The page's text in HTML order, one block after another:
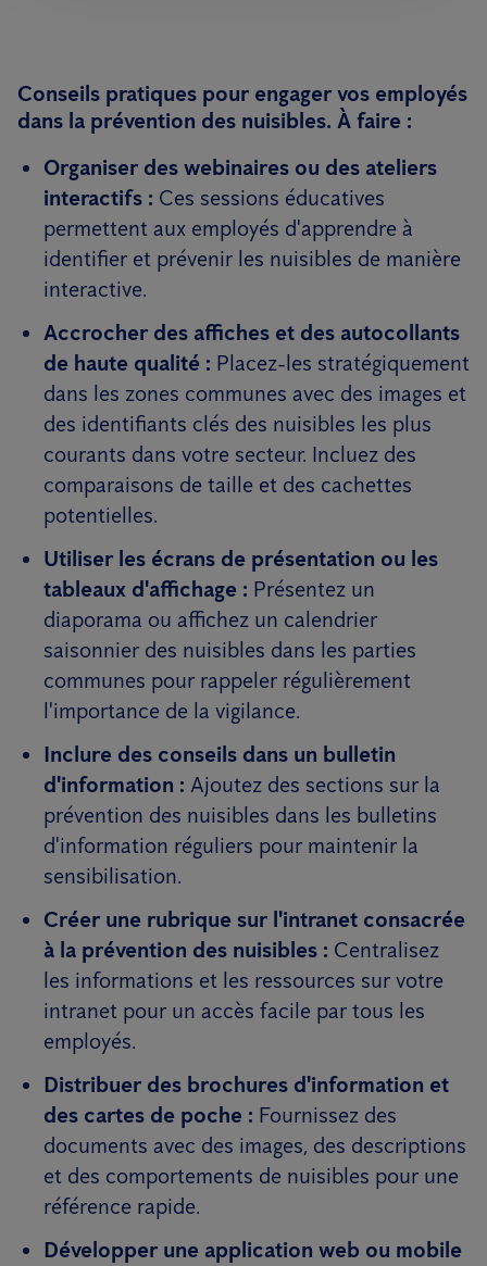
Conseils pratiques pour engager vos employés
dans la prévention des nuisibles. À faire :
Organiser des webinaires ou des ateliers
interactifs : Ces sessions éducatives
permettent aux employés d'apprendre à
identifier et prévenir les nuisibles de manière
interactive.
Accrocher des affiches et des autocollants
de haute qualité : Placez-les stratégiquement
dans les zones communes avec des images et
des identifiants clés des nuisibles les plus
courants dans votre secteur. Incluez des
comparaisons de taille et des cachettes
potentielles.
Utiliser les écrans de présentation ou les
tableaux d'affichage : Présentez un
diaporama ou affichez un calendrier
saisonnier des nuisibles dans les parties
communes pour rappeler régulièrement
l'importance de la vigilance.
Inclure des conseils dans un bulletin
d'information : Ajoutez des sections sur la
prévention des nuisibles dans les bulletins
d'information réguliers pour maintenir la
sensibilisation.
Créer une rubrique sur l'intranet consacrée
à la prévention des nuisibles : Centralisez
les informations et les ressources sur votre
intranet pour un accès facile par tous les
employés.
Distribuer des brochures d'information et
des cartes de poche : Fournissez des
documents avec des images, des descriptions
et des comportements de nuisibles pour une
référence rapide.
Développer une application web ou mobile